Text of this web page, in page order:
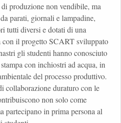
produzione non vendibile, ma
parati, giornali e lampadine,
tutti diversi e dotati di una
con il progetto SCART sviluppato
gli studenti hanno conosciuto
con inchiostri ad acqua, in
del processo produttivo.
collaborazione duraturo con le
non solo come
partecipano in prima persona al